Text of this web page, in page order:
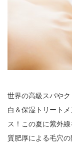
世界の高級スパや
白＆保湿トリート
ス！この夏に紫外
質肥厚による毛穴